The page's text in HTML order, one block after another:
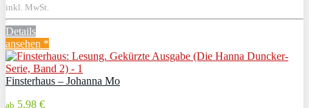
inkl. MwSt.
Details
ansehen *
Finsterhaus – Johanna Mo
ab 5,98 €